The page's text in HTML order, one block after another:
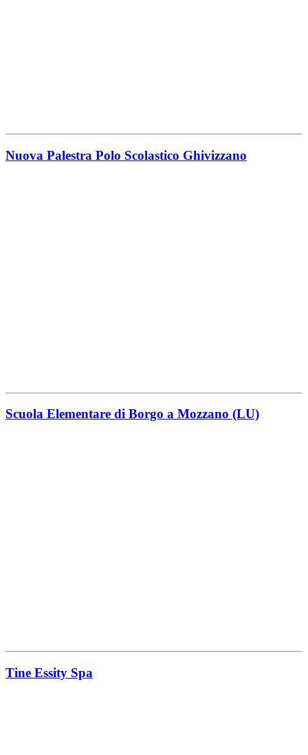
Nuova Palestra Polo Scolastico Ghivizzano
Scuola Elementare di Borgo a Mozzano (LU)
Tine Essity Spa